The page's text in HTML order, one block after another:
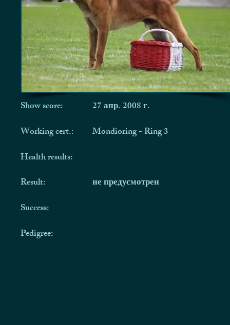
Show score:
Working cert.:
Health results:
Result:
Success:
Pedigree:
27 апр. 2008 г.
Mondioring - Ring 3
не предусмотрен